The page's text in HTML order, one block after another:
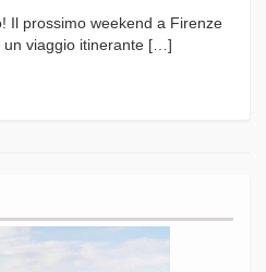
Il prossimo weekend a Firenze
un viaggio itinerante […]